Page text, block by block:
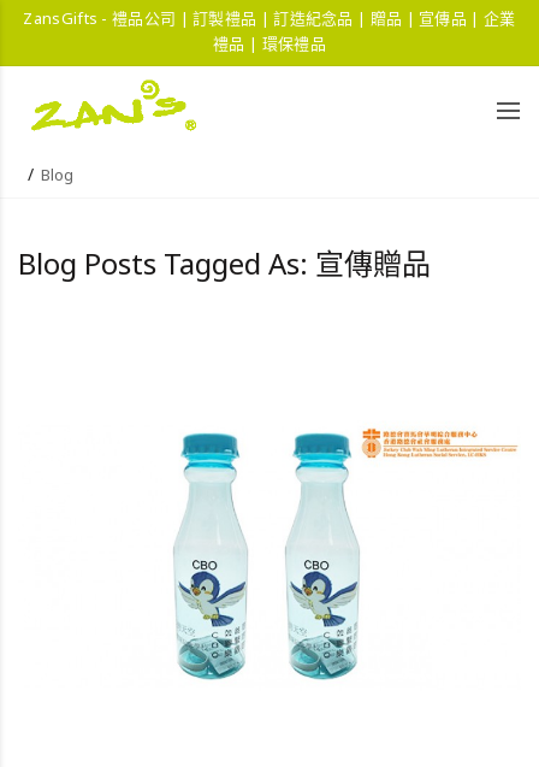
ZansGifts - 禮品公司 | 訂製禮品 | 訂造紀念品 | 贈品 | 宣傳品 | 企業
禮品 | 環保禮品
Blog
Blog Posts Tagged As: 宣傳贈品